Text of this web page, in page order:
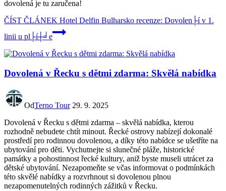
dovolená je tu zaručena!
ČÍST ČLÁNEK Hotel Delfin Bulharsko recenze: Dovolen├í v 1.
linii u pl├í┼╛e
Dovolená v Řecku s dětmi zdarma: Skvělá nabídka
OdTerno Tour 29. 9. 2025
Dovolená v Řecku s dětmi zdarma – skvělá nabídka, kterou
rozhodně nebudete chtít minout. Řecké ostrovy nabízejí dokonalé
prostředí pro rodinnou dovolenou, a díky této nabídce se ušetříte na
ubytování pro děti. Vychutnejte si slunečné pláže, historické
památky a pohostinnost řecké kultury, aniž byste museli utrácet za
dětské ubytování. Nezapomeňte se včas informovat o podmínkách
této skvělé nabídky a rozvrhnout si dovolenou plnou
nezapomenutelných rodinných zážitků v Řecku.